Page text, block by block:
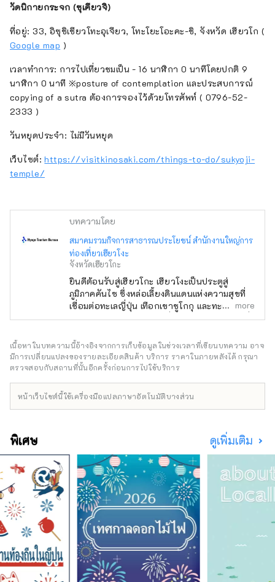
วัดนิกายกระจก (ซุเคียวจิ)
ที่อยู่: 33, อิซุชิเชียวโทะอุเจียว, โทะโยะโอะคะ-ชิ, จังหวัด เฮียวโก (
Google map )
เวลาทำการ: การไปเที่ยวชมเป็น - 16 นาฬิกา 0 นาทีโดยปกติ 9
นาฬิกา 0 นาที ※posture of contemplation และประสบการณ์
copying of a sutra ต้องการจองไว้ด้วยโทรศัพท์ ( 0796-52-
2333 )
วันหยุดประจำ: ไม่มีวันหยุด
เว็บไซต์:https://visitkinosaki.com/things-to-do/sukyoji-
temple/
บทความโดย
สมาคมรวมกิจการสาธารณประโยชน์ สำนักงานใหญ่การ
ท่องเที่ยวเฮียวโงะ
จังหวัดเฮียวโกะ
ยินดีต้อนรับสู่เฮียวโกะ เฮียวโงะเป็นประตูสู่
ภูมิภาคคันไซ ซึ่งหล่อเลี้ยงดินแดนแห่งความสุขที่
เชื่อมต่อทะเลญี่ปุ่น เทือกเขาชูโกกุ และทะเลเซโตะ
ใน ตลอดจนสภาพอากาศที่มีความสุข มีทิวทัศน์ที่
ปราสาทฮิเมจิ มรดกโลกที่ได้รับเลือกให้เป็นหนึ่ง
ใน 100 จุดชมซากุระที่ดีที่สุด และทิวทัศน์ยาม
ค่ำคืนแบบพาโนรามาจากภูเขาร็อคโค แบรนด์โก
หมายเหมือนกันกับเนื้อทาจิมะ เป็นหนึ่งในเนื้อวัว
ซากิออนเซ็นก็ปรากฏอยู่ในวรรณกรรมมากมาย
โอบล้อมด้วยธรรมชาติ ให้คุณได้ผ่อนคลาย
ร่างกายและจิตใจ คุณสามารถพบกับเสียงที่น่า
จดจำ เช่น เสียงฟ้าร้องของน้ำวนนารูโตะบนเกาะ
อาวาจิ และเสียงแบบไดนามิกของเทศกาลดอกไม้
ไฟที่จัดขึ้นในสถานที่ต่างๆ ในฤดูร้อน ในสวน
สมุนไพรและสวนพฤกษศาสตร์ในจังหวัด คุณจะ
ได้รับการเยียวยาด้วยกลิ่นสมุนไพรและดอกไม้ที่
อ่อนโยนและน่ารื่นรมย์ตลอดสี่ฤดูกาล เพลิดเพลิน
ไปกับการเดินทางครั้งใหม่ในเฮียวโงะที่กระตุ้น
สัมผัสทั้งห้าของการมองเห็น การรับรส การสัมผัส
การได้ยิน และการดมกลิ่น
more
เนื้อหาในบทความนี้อ้างอิงจากการเก็บข้อมูลในช่วงเวลาที่เขียนบทความ อาจ
มีการเปลี่ยนแปลงของรายละเอียดสินค้า บริการ ราคาในภายหลังได้ กรุณา
ตรวจสอบกับสถานที่นั้นอีกครั้งก่อนการไปใช้บริการ
หน้าเว็บไซต์นี้ใช้เครื่องมือแปลภาษาอัตโนมัติบางส่วน
พิเศษ ดูเพิ่มเติม